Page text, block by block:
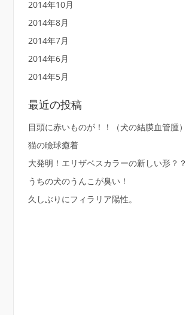
2014年10月
2014年8月
2014年7月
2014年6月
2014年5月
最近の投稿
目頭に赤いものが！！（犬の結膜血管腫）
猫の瞼球癒着
大発明！エリザベスカラーの新しい形？？
うちの犬のうんこが臭い！
久しぶりにフィラリア陽性。